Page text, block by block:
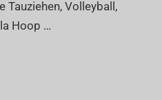
Tauziehen, Volleyball,
Hoop …